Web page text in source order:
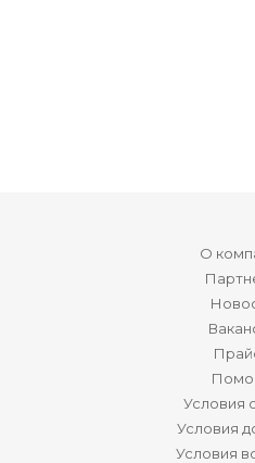
О
Условия
Условия
Условия